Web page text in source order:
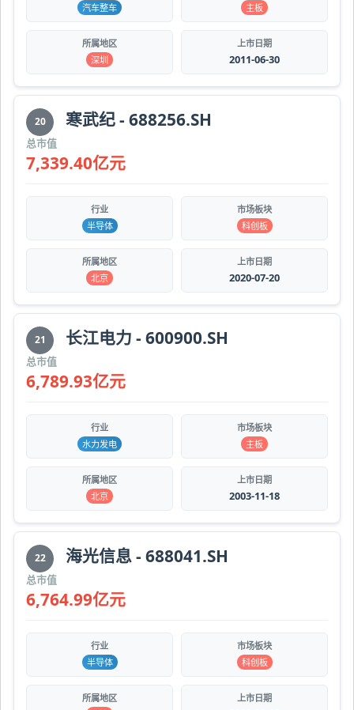
汽车整车
主板
所属地区
深圳
上市日期
2011-06-30
20 寒武纪 - 688256.SH
总市值
7,339.40亿元
行业
半导体
市场板块
科创板
所属地区
北京
上市日期
2020-07-20
21 长江电力 - 600900.SH
总市值
6,789.93亿元
行业
水力发电
市场板块
主板
所属地区
北京
上市日期
2003-11-18
22 海光信息 - 688041.SH
总市值
6,764.99亿元
行业
半导体
市场板块
科创板
所属地区
上市日期